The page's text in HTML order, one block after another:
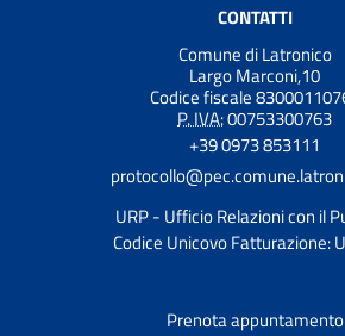
CONTATTI
Comune di Latronico
Largo Marconi,10
Codice fiscale
P. IVA:00753300763
+39 0973 853111
URP - Ufficio Relazioni con il
Codice Unicovo Fatturazione:
Prenota appuntamento